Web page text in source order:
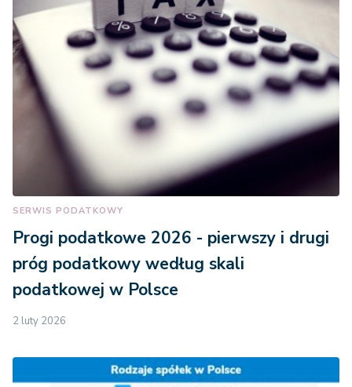
SERWIS PODATKOWY
Progi podatkowe 2026 - pierwszy i drugi
próg podatkowy według skali
podatkowej w Polsce
2 luty 2026